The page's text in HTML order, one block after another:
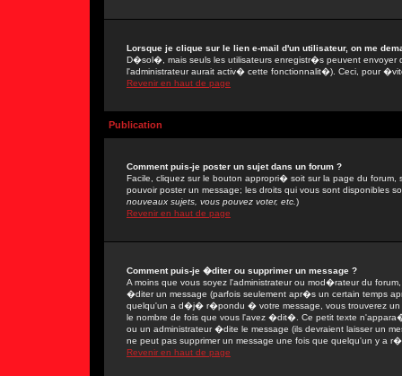
Lorsque je clique sur le lien e-mail d'un utilisateur, on me
D�sol�, mais seuls les utilisateurs enregistr�s peuvent
l'administrateur aurait activ� cette fonctionnalit�). Ceci, pour
Revenir en haut de page
Publication
Comment puis-je poster un sujet dans un forum ?
Facile, cliquez sur le bouton appropri� soit sur la page du
pouvoir poster un message; les droits qui vous sont disponibles
nouveaux sujets, vous pouvez voter, etc. )
Revenir en haut de page
Comment puis-je �diter ou supprimer un message ?
A moins que vous soyez l'administrateur ou mod�rateur du
�diter un message (parfois seulement apr�s un certain temps
quelqu'un a d�j� r�pondu � votre message, vous trouverez un
le nombre de fois que vous l'avez �dit�. Ce petit texte
ou un administrateur �dite le message (ils devraient laisser un
ne peut pas supprimer un message une fois que quelqu'un y a
Revenir en haut de page